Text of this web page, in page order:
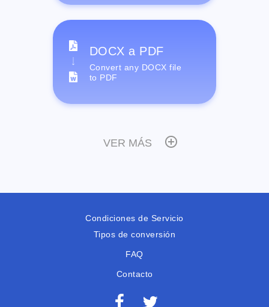
DOCX a PDF
Convert any DOCX file
to PDF
VER MÁS
Condiciones de Servicio
Tipos de conversión
FAQ
Contacto